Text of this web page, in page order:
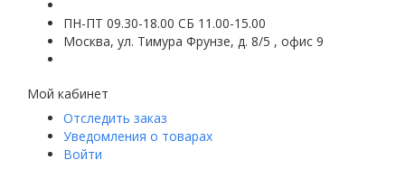
ПН-ПТ 09.30-18.00 СБ 11.00-15.00
Москва, ул. Тимура Фрунзе, д. 8/5 , офис 9
Мой кабинет
Отследить заказ
Уведомления о товарах
Войти